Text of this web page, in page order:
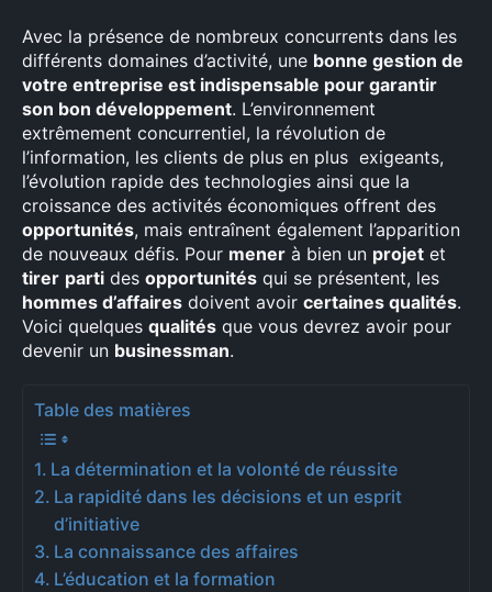
Avec la présence de nombreux concurrents dans les
différents domaines d’activité, une bonne gestion de
votre entreprise est indispensable pour garantir
son bon développement. L’environnement
extrêmement concurrentiel, la révolution de
l’information, les clients de plus en plus exigeants,
l’évolution rapide des technologies ainsi que la
croissance des activités économiques offrent des
opportunités, mais entraînent également l’apparition
de nouveaux défis. Pour mener à bien un projet et
tirer parti des opportunités qui se présentent, les
hommes d’affaires doivent avoir certaines qualités.
Voici quelques qualités que vous devrez avoir pour
devenir un businessman.
Table des matières
La détermination et la volonté de réussite
La rapidité dans les décisions et un esprit
d’initiative
La connaissance des affaires
L’éducation et la formation